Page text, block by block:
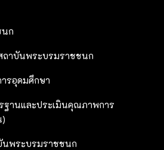
ก
ถาบันพระบรมราชชนก
รอุดมศึกษา
ฐานและประเมินคุณภาพการ
นพระบรมราชชนก